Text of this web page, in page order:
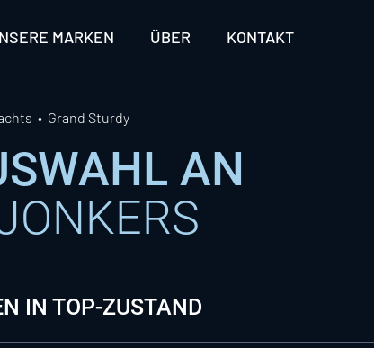
MARKEN ÜBER KONTAKT
Grand Sturdy
AN
IN TOP-ZUSTAND